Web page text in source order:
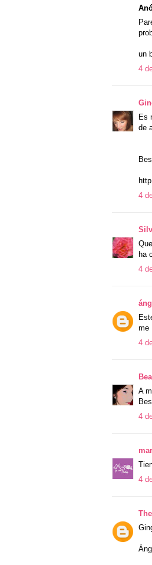
un
4
Es
de
4
ha
4
me
4
A
4
4